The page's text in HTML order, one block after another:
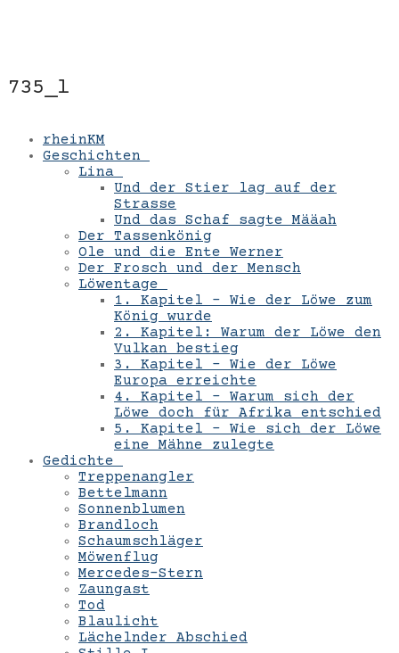
735_l
rheinKM
Geschichten
Lina
Und der Stier lag auf der
Strasse
Und das Schaf sagte Määah
Der Tassenkönig
Ole und die Ente Werner
Der Frosch und der Mensch
Löwentage
1. Kapitel – Wie der Löwe zum
König wurde
2. Kapitel: Warum der Löwe den
Vulkan bestieg
3. Kapitel – Wie der Löwe
Europa erreichte
4. Kapitel – Warum sich der
Löwe doch für Afrika entschied
5. Kapitel – Wie sich der Löwe
eine Mähne zulegte
Gedichte
Treppenangler
Bettelmann
Sonnenblumen
Brandloch
Schaumschläger
Möwenflug
Mercedes-Stern
Zaungast
Tod
Blaulicht
Lächelnder Abschied